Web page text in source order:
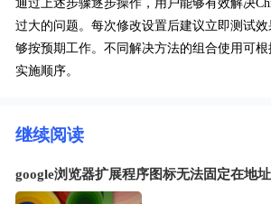
通过上述步骤逐步操作，用户能够有效解决
过大的问题。每次修改设置后建议立即测试
够按预期工作。不同解决方法的组合使用可
实施顺序。
继续阅读
google浏览器扩展程序图标无法固定在地